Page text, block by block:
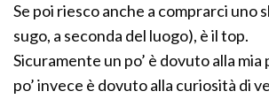
Se poi riesco anche a comprarci uno
sugo, a seconda del luogo), è il top.
Sicuramente un po’ è dovuto alla mia
po’ invece è dovuto alla curiosità di